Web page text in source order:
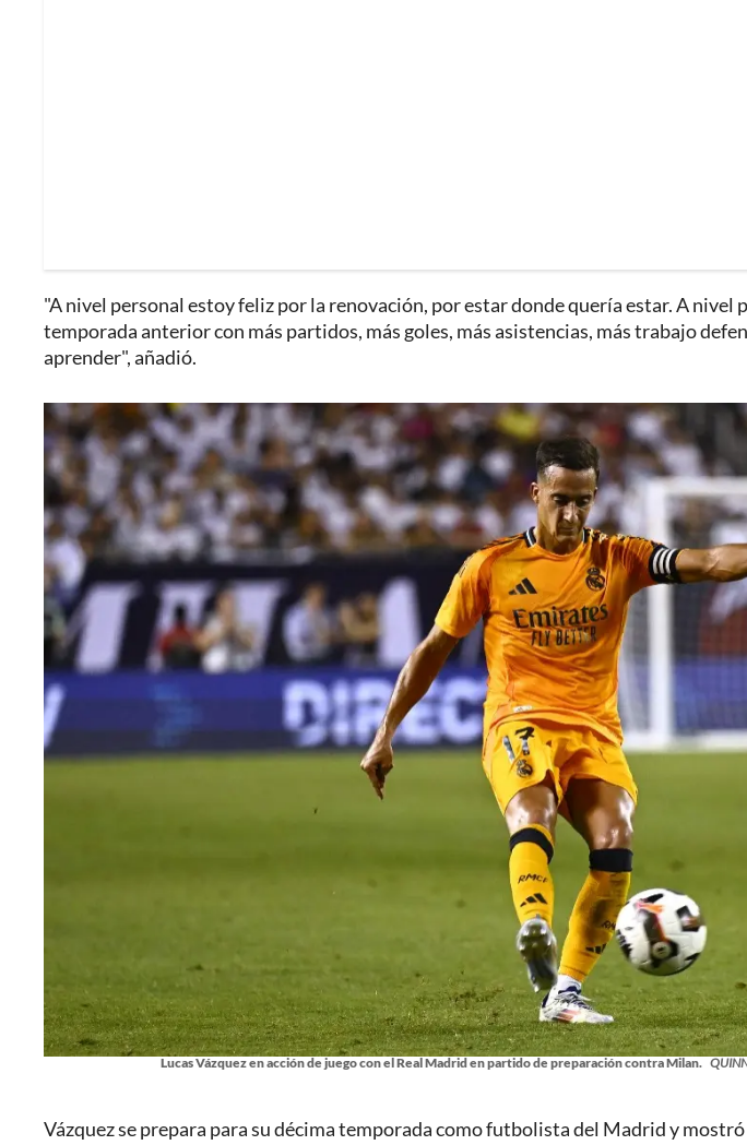
"A nivel personal estoy feliz por la renovación, por estar donde quería estar. A nivel
temporada anterior con más partidos, más goles, más asistencias, más trabajo
aprender", añadió.
Lucas Vázquez en acción de juego con el Real Madrid en partido de preparación contra Milan.
Vázquez se prepara para su décima temporada como futbolista del Madrid y